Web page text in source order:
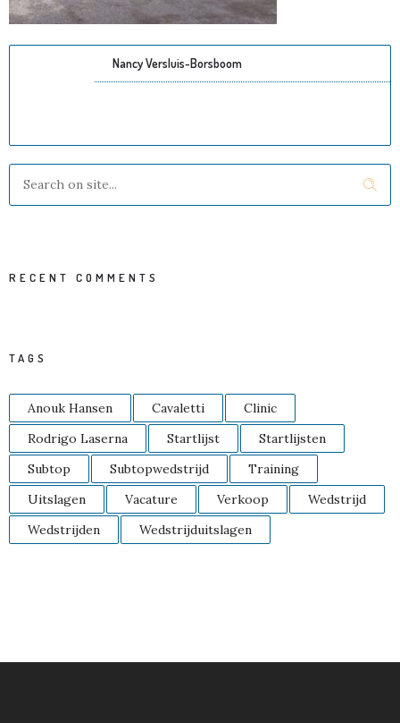
Nancy Versluis-Borsboom
RECENT COMMENTS
TAGS
Anouk Hansen Cavaletti
Clinic
Rodrigo Laserna
Startlijst
Startlijsten
Subtop
Subtopwedstrijd
Training
Uitslagen
Vacature Verkoop
Wedstrijd
Wedstrijden
Wedstrijduitslagen